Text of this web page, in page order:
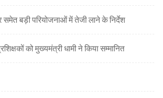
बड़ी परियोजनाओं में तेजी लाने के निर्देश
को मुख्यमंत्री धामी ने किया सम्मानित